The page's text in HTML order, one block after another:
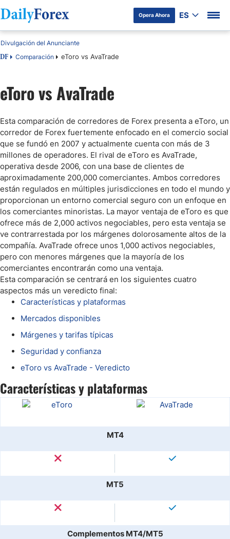
Opera Ahora ES
DF Comparación eToro vs AvaTrade
Divulgación del Anunciante
eToro vs AvaTrade
Esta comparación de corredores de Forex presenta a eToro, un
corredor de Forex fuertemente enfocado en el comercio social
que se fundó en 2007 y actualmente cuenta con más de 3
millones de operadores. El rival de eToro es AvaTrade,
operativa desde 2006, con una base de clientes de
aproximadamente 200,000 comerciantes. Ambos corredores
están regulados en múltiples jurisdicciones en todo el mundo y
proporcionan un entorno comercial seguro con un enfoque en
los comerciantes minoristas. La mayor ventaja de eToro es que
ofrece más de 2,000 activos negociables, pero esta ventaja se
ve contrarrestada por los márgenes dolorosamente altos de la
compañía. AvaTrade ofrece unos 1,000 activos negociables,
pero con menores márgenes que la mayoría de los
comerciantes encontrarán como una ventaja.
Esta comparación se centrará en los siguientes cuatro
aspectos más un veredicto final:
Características y plataformas
Mercados disponibles
Márgenes y tarifas típicas
Seguridad y confianza
eToro vs AvaTrade - Veredicto
Características y plataformas
MT4
MT5
Complementos MT4/MT5